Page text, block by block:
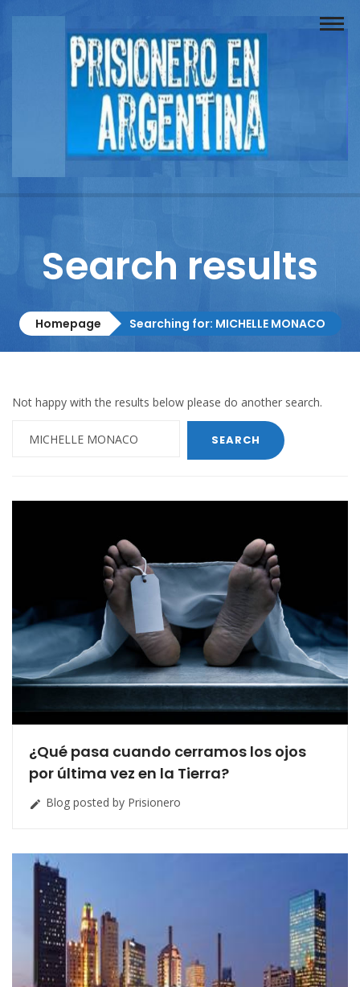
Buscador
Documentos
Reportajes
Columnistas
Contacto
Search results
Homepage Searching for: MICHELLE MONACO
Not happy with the results below please do another search.
¿Qué pasa cuando cerramos los ojos
por última vez en la Tierra?
 Blog posted by Prisionero